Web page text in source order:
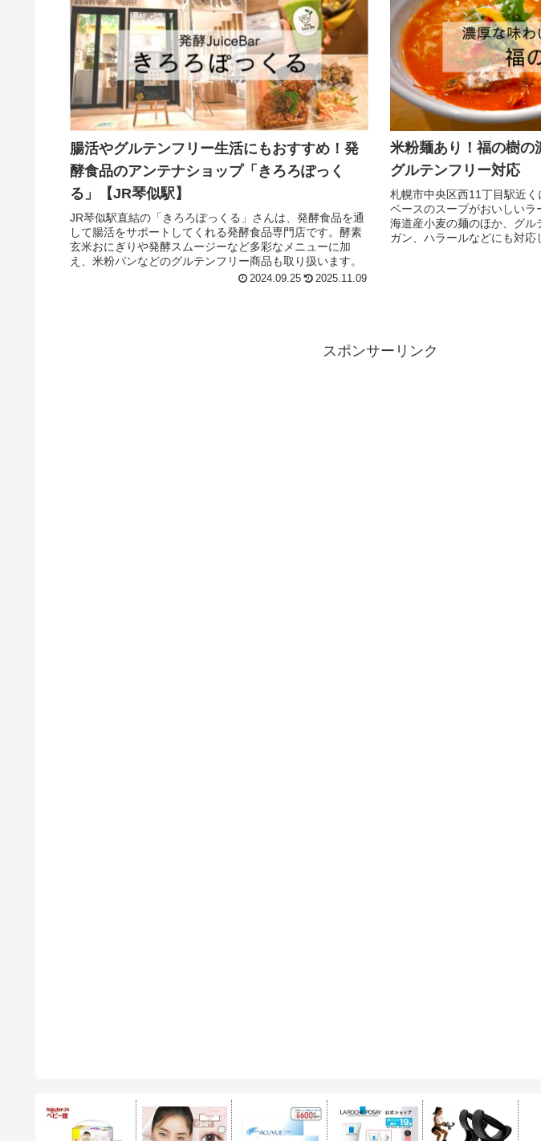
腸活やグルテンフリー生活にもおすすめ！発
酵食品のアンテナショップ「きろろぽっく
る」【JR琴似駅】
JR琴似駅直結の「きろろぽっくる」さんは、発酵食品を通
して腸活をサポートしてくれる発酵食品専門店です。酵素
玄米おにぎりや発酵スムージーなど多彩なメニューに加
え、米粉パンなどのグルテンフリー商品も取り扱います。
2024.09.25 2025.11.09
米粉麺あり！福の樹の
グルテンフリー対応
札幌市中央区西11丁目駅近
ベースのスープがおいしい
海道産小麦の麺のほか、グ
ガン、ハラールなどにも対応
スポンサーリンク